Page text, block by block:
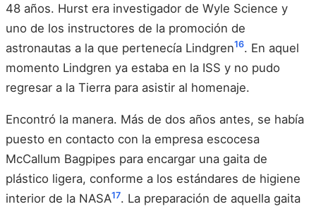
48 años. Hurst era investigador de Wyle Science y
uno de los instructores de la promoción de
astronautas a la que pertenecía Lindgren16. En aquel
momento Lindgren ya estaba en la ISS y no pudo
regresar a la Tierra para asistir al homenaje.
Encontró la manera. Más de dos años antes, se había
puesto en contacto con la empresa escocesa
McCallum Bagpipes para encargar una gaita de
plástico ligera, conforme a los estándares de higiene
interior de la NASA17. La preparación de aquella gaita